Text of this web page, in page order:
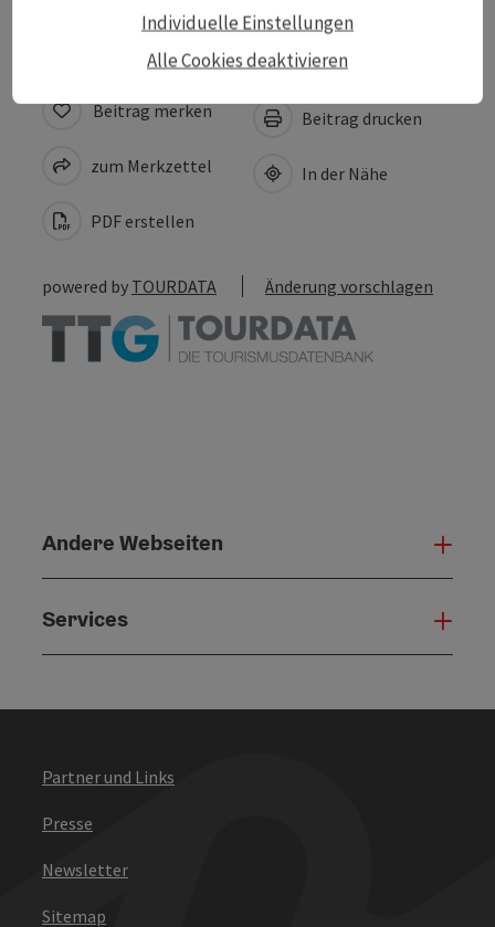
Beitrag merken
zum Merkzettel
PDF erstellen
Beitrag drucken
In der Nähe
powered by TOURDATA Änderung vorschlagen
Andere Webseiten
Services
Partner und Links
Presse
Newsletter
Sitemap
Alle Cookies deaktivieren
Individuelle Einstellungen